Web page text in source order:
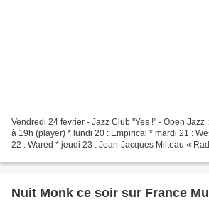
Vendredi 24 fevrier - Jazz Club "Yes !" - Open Jazz
à 19h (player) * lundi 20 : Empirical * mardi 21 :
22 : Wared * jeudi 23 : Jean-Jacques Milteau «
Nuit Monk ce soir sur France